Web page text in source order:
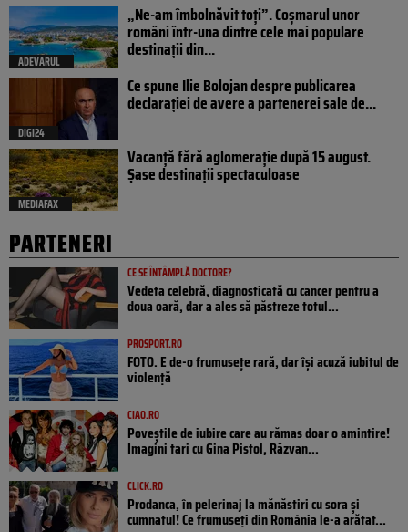
ADEVARUL
„Ne-am îmbolnăvit toți”. Coșmarul unor
români într-una dintre cele mai populare
destinații din...
DIGI24
Ce spune Ilie Bolojan despre publicarea
declarației de avere a partenerei sale de...
MEDIAFAX
Vacanță fără aglomerație după 15 august.
Șase destinații spectaculoase
PARTENERI
CE SE ÎNTÂMPLĂ DOCTORE?
Vedeta celebră, diagnosticată cu cancer pentru a
doua oară, dar a ales să păstreze totul...
PROSPORT.RO
FOTO. E de-o frumusețe rară, dar își acuză iubitul de
violență
CIAO.RO
Poveştile de iubire care au rămas doar o amintire!
Imagini tari cu Gina Pistol, Răzvan...
CLICK.RO
Prodanca, în pelerinaj la mănăstiri cu sora și
cumnatul! Ce frumuseți din România le-a arătat...